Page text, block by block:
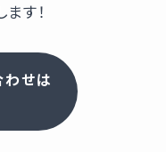
す！
わせは